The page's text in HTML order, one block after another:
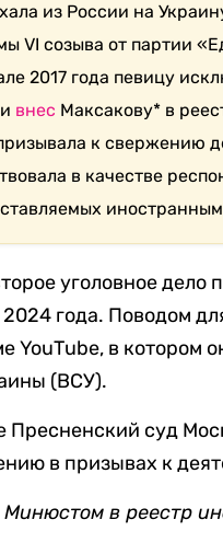
из России на
VI созыва от партии
2017 года певицу
внес Максакову* в
к свержению
в качестве
уголовное
года. Поводом
YouТube, в котором
(ВСУ).
Пресненский суд
в призывах к
Минюстом в реестр